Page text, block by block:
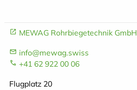
MEWAG Rohrbiegetechnik GmbH
info@mewag.swiss
+41 62 922 00 06
Flugplatz 20